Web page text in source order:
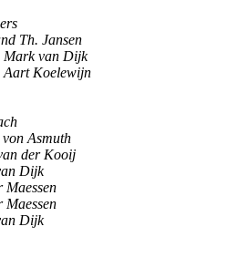
Th. Jansen
Mark van Dijk
Aart Koelewijn
Asmuth
der Kooij
Dijk
Maessen
Maessen
Dijk